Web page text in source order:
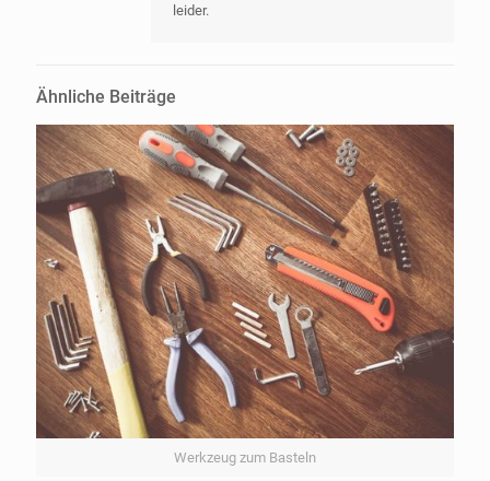
leider.
Ähnliche Beiträge
Werkzeug zum Basteln